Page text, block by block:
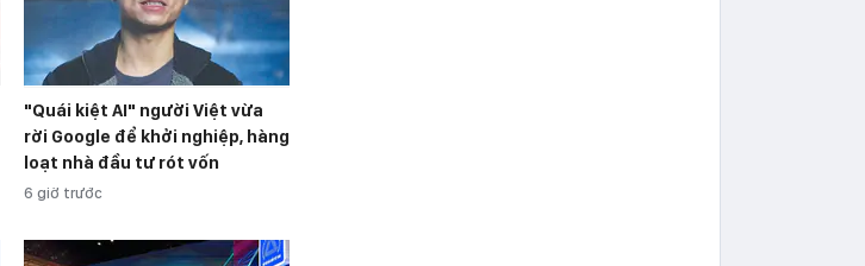
"Quái kiệt AI" người Việt vừa
rời Google để khởi nghiệp, hàng
loạt nhà đầu tư rót vốn
6 giờ trước